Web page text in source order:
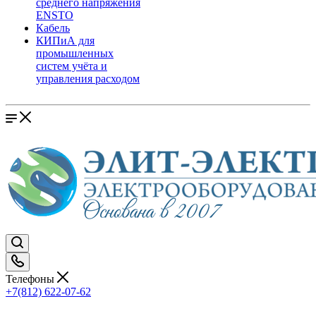
среднего напряжения
ENSTO
Кабель
КИПиА для
промышленных
систем учёта и
управления расходом
Телефоны
+7(812) 622-07-62